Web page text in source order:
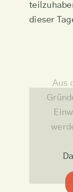
dieser
Aus